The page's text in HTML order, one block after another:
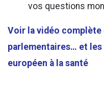
vos questions
Voir la vidéo complète
parlementaires… et
européen à la santé